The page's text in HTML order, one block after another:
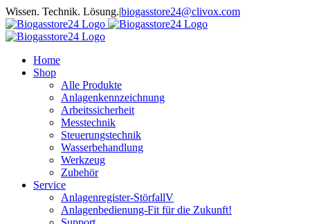
Zum
Inhalt
springen
Wissen. Technik. Lösung.|biogasstore24@clivox.com
Home
Shop
Alle Produkte
Anlagenkennzeichnung
Arbeitssicherheit
Messtechnik
Steuerungstechnik
Wasserbehandlung
Werkzeug
Zubehör
Service
Anlagenregister-StörfallV
Anlagenbedienung-Fit für die Zukunft!